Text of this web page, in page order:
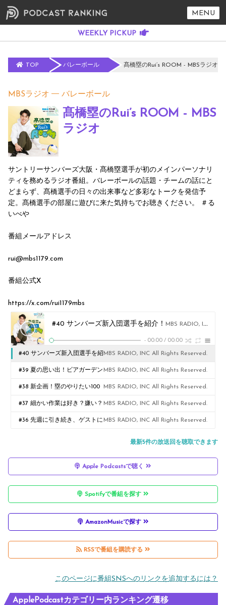
MENU
TOP バレーボール 髙橋塁のRui’s ROOM - MBSラジオ
MBSラジオ バレーボール
髙橋塁のRui’s ROOM - MBS
ラジオ
サントリーサンバーズ大阪・髙橋塁選手が初のメインパーソナリ
ティを務めるラジオ番組。バレーボールの話題・チームの話にと
どまらず、髙橋選手の日々の出来事など多彩なトークを発信予
定。髙橋選手の部屋に遊びに来た気持ちでお聴きください。 ＃る
いべや
番組メールアドレス
rui@mbs1179.com
番組公式X
https://x.com/rui1179mbs
#40 サンバーズ新入団選手を紹介！ MBS RADIO, INC All Rights Reserved.
- 00:00 / 00:00
#40 サンバーズ新入団選手を紹
介！
MBS RADIO, INC All Rights Reserved.
#39 夏の思い出！ビアガーデン
での売り子体験！
MBS RADIO, INC All Rights Reserved.
#38 新企画！塁のやりたい100
のこと！
MBS RADIO, INC All Rights Reserved.
#37 細かい作業は好き？嫌い？
オフの過ごし方
MBS RADIO, INC All Rights Reserved.
#36 先週に引き続き、ゲストに MBS RADIO, INC All Rights Reserved.
最新5件の放送回を聴取できます
Apple Podcastsで聴く
Spotifyで番組を探す
AmazonMusicで探す
RSSで番組を購読する
このページに番組SNSへのリンクを追加するには？
ApplePodcastカテゴリー内ランキング遷移